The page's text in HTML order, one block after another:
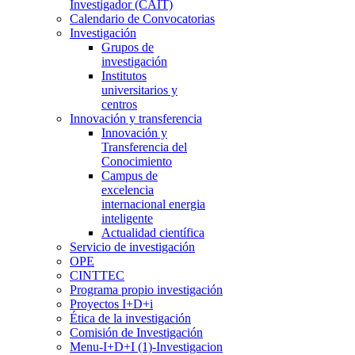
Investigador (CAIT)
Calendario de Convocatorias
Investigación
Grupos de
investigación
Institutos
universitarios y
centros
Innovación y transferencia
Innovación y
Transferencia del
Conocimiento
Campus de
excelencia
internacional energia
inteligente
Actualidad científica
Servicio de investigación
OPE
CINTTEC
Programa propio investigación
Proyectos I+D+i
Ética de la investigación
Comisión de Investigación
Menu-I+D+I (1)-Investigacion